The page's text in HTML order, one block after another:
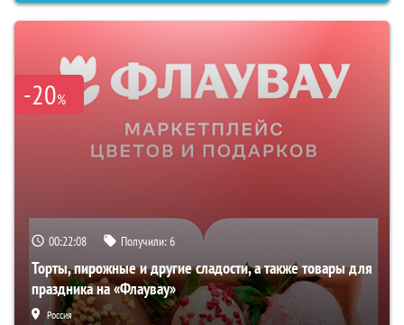
-20%
00:22:07 Получили:6
Торты, пирожные и другие сладости, а также товары для
праздника на «Флаувау»
Россия